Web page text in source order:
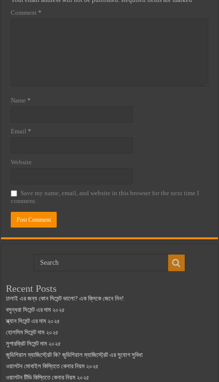
Comment *
Name *
Email *
Website
Save my name, email, and website in this browser for the next time I
comment.
Recent Posts
ঢালাই এর জন্য কোন সিমেন্ট ভালো? এক ক্লিকে জেনে নিন!
বসুন্ধরা সিমেন্ট এর দাম ২০২৫
স্ক্যান সিমেন্ট এর দাম ২০২৫
হোলসিম সিমেন্ট দাম ২০২৫
সুপারক্রিট সিমেন্ট দাম ২০২৫
জুডিশিয়াল ম্যাজিস্ট্রেট কি? জুডিশিয়াল ম্যাজিস্ট্রেট এর সুযোগ সুবিধা
ওয়ালটন মোবাইল কিস্তিতে কেনার নিয়ম ২০২৫
ওয়ালটন টিভি কিস্তিতে কেনার নিয়ম ২০২৫